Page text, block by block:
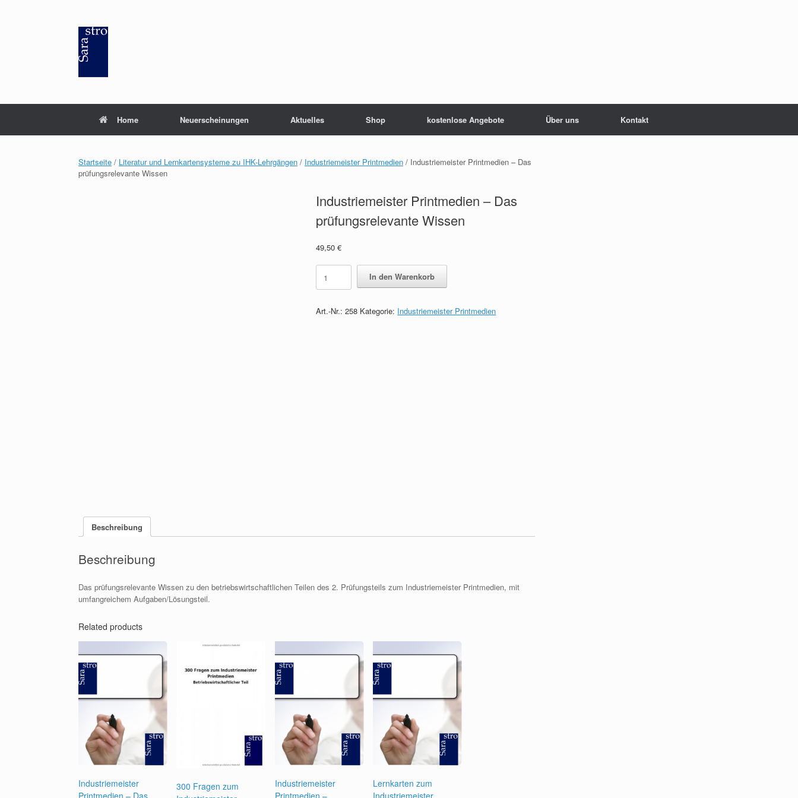
Home Neuerscheinungen Aktuelles Shop kostenlose Angebote Über uns Kontakt
Startseite / Literatur und Lernkartensysteme zu IHK-Lehrgängen / Industriemeister Printmedien / Industriemeister Printmedien – Das
prüfungsrelevante Wissen
Industriemeister Printmedien – Das
prüfungsrelevante Wissen
49,50€
Industriemeister
Printmedien
-
prüfungsrelevante
In den Warenkorb
Art.-Nr.:258 Kategorie: Industriemeister Printmedien
Beschreibung
Beschreibung
Das prüfungsrelevante Wissen zu den betriebswirtschaftlichen Teilen des 2. Prüfungsteils zum Industriemeister Printmedien, mit
umfangreichem Aufgaben/Lösungsteil.
Related products
Industriemeister
Printmedien – Das
300 Fragen zum
Industriemeister
Printmedien –
Lernkarten zum
Industriemeister